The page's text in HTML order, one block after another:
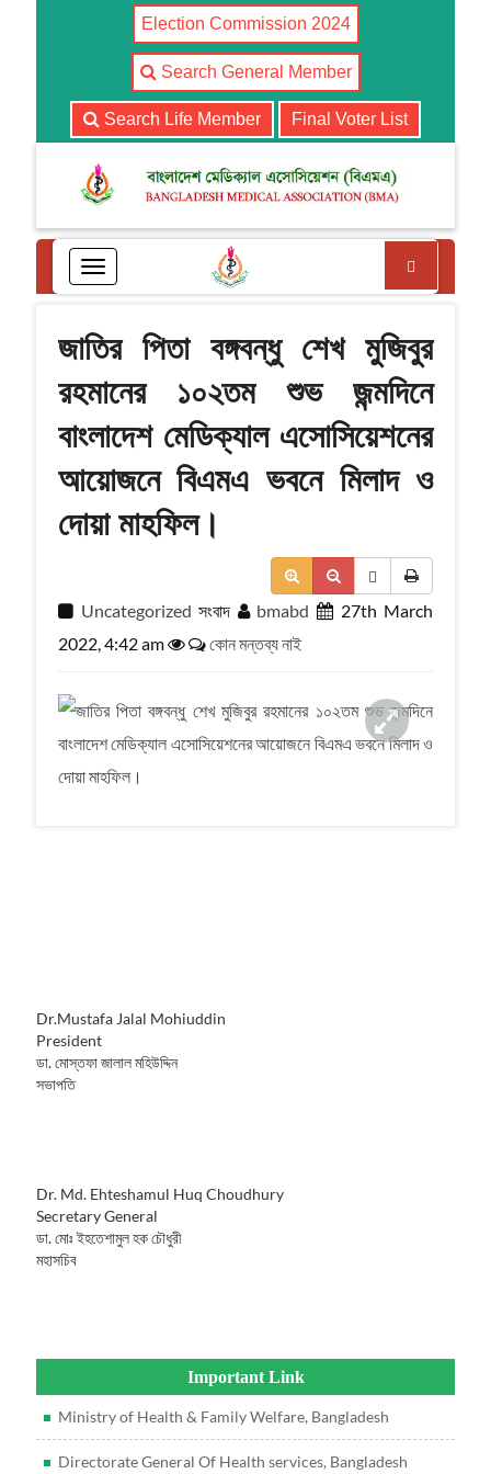
Election Commission 2024
Search General Member
Search Life Member Final Voter List
T
o
g
l
n
v
g
t
জাতির পিতা বঙ্গবন্ধু শেখ মুজিবুর
রহমানের ১০২তম শুভ জন্মদিনে
বাংলাদেশ মেডিক্যাল এসোসিয়েশনের
আয়োজনে বিএমএ ভবনে মিলাদ ও
দোয়া মাহফিল।
Uncategorized সংবাদ bmabd
27th March
2022, 4:42 am
কোন মন্তব্য নাই
Dr.Mustafa Jalal Mohiuddin
President
ডা. মোস্তফা জালাল মহিউদ্দিন
সভাপতি
Dr. Md. Ehteshamul Huq Choudhury
Secretary General
ডা. মোঃ ইহতেশামুল হক চৌধুরী
মহাসচিব
Important Link
Ministry of Health & Family Welfare, Bangladesh
Directorate General Of Health services, Bangladesh